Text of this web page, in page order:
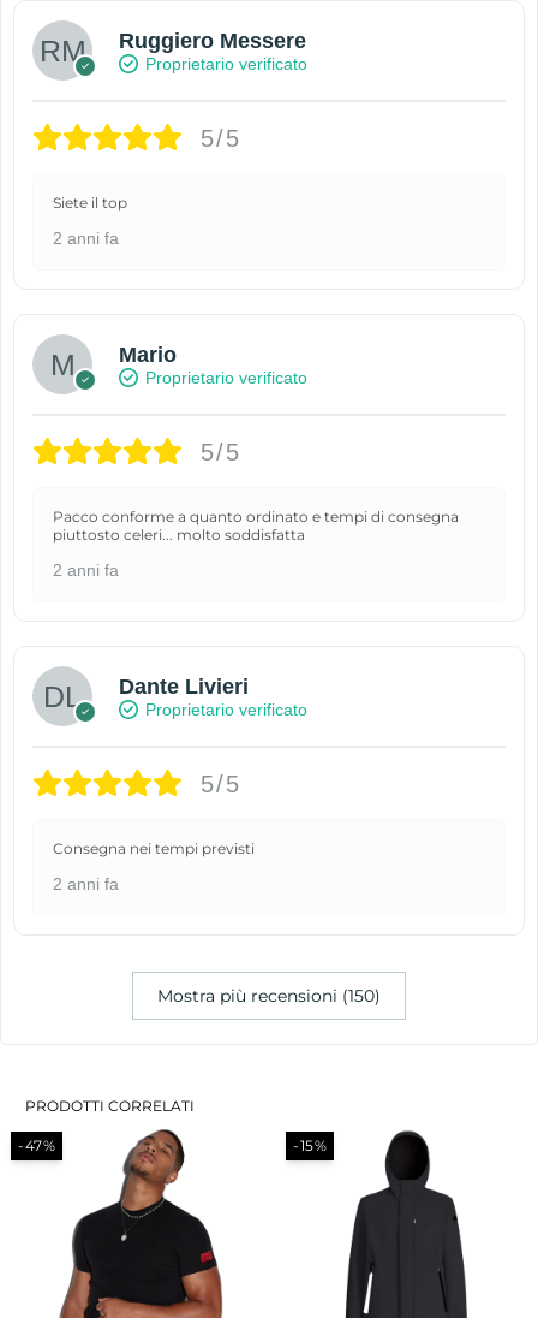
Ruggiero Messere
Proprietario verificato
5/5
Siete il top
2 anni fa
Mario
Proprietario verificato
5/5
Pacco conforme a quanto ordinato e tempi di consegna
piuttosto celeri... molto soddisfatta
2 anni fa
Dante Livieri
Proprietario verificato
5/5
Consegna nei tempi previsti
2 anni fa
Mostra più recensioni (150)
PRODOTTI CORRELATI
-47% -15%